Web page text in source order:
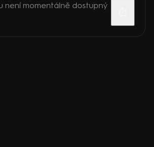
není momentálně dostupný